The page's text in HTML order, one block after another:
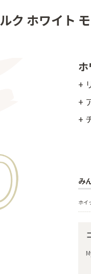
ク ホワイト
+
+
+
み
ホイ